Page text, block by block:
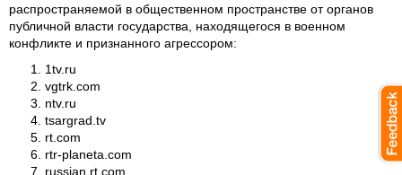
распространяемой в общественном пространстве от органов
публичной власти государства, находящегося в военном
конфликте и признанного агрессором:
1tv.ru
vgtrk.com
ntv.ru
tsargrad.tv
rt.com
rtr-planeta.com
russian.rt.com